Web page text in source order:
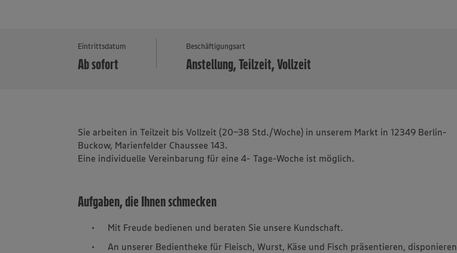
Eintrittsdatum
Ab sofort
Beschäftigungsart
Anstellung, Teilzeit, Vollzeit
Sie arbeiten in Teilzeit bis Vollzeit (20-38 Std./Woche) in unserem Markt in 12349 Berlin-
Buckow, Marienfelder Chaussee 143.
Eine individuelle Vereinbarung für eine 4- Tage-Woche ist möglich.
Aufgaben, die Ihnen schmecken
Mit Freude bedienen und beraten Sie unsere Kundschaft.
An unserer Bedientheke für Fleisch, Wurst, Käse und Fisch präsentieren, disponieren